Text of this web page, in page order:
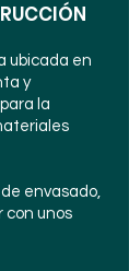
ubicada en
y
la
envasado,
con unos